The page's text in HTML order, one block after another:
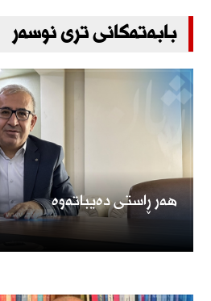
بابەتەکانی تری نوسەر
هەر ڕاستی دەیباتەوە